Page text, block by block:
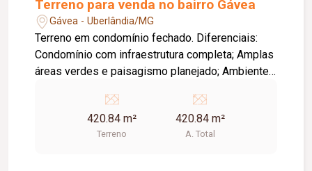
Terreno para venda no bairro Gávea
Gávea - Uberlândia/MG
Terreno em condomínio fechado. Diferenciais:
Condomínio com infraestrutura completa; Amplas
áreas verdes e paisagismo planejado; Ambiente
Excelente opção para construção residencial;
Local com alto potencial de valorização
420.84 m²
Terreno
420.84 m²
A. Total